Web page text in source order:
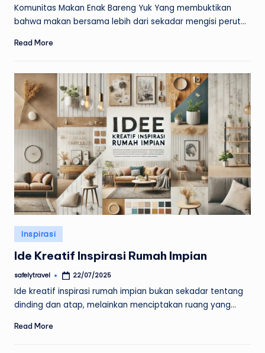
Komunitas Makan Enak Bareng Yuk Yang membuktikan
bahwa makan bersama lebih dari sekadar mengisi perut…
Read More
Posted
in
Inspirasi
Ide Kreatif Inspirasi Rumah Impian
Posted
safelytravel 22/07/2025
Ide kreatif inspirasi rumah impian bukan sekadar tentang
dinding dan atap, melainkan menciptakan ruang yang…
Read More